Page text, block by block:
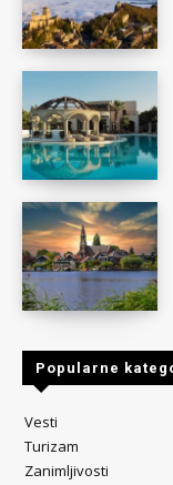
Popularne
Vesti
Turizam
Zanimljivosti